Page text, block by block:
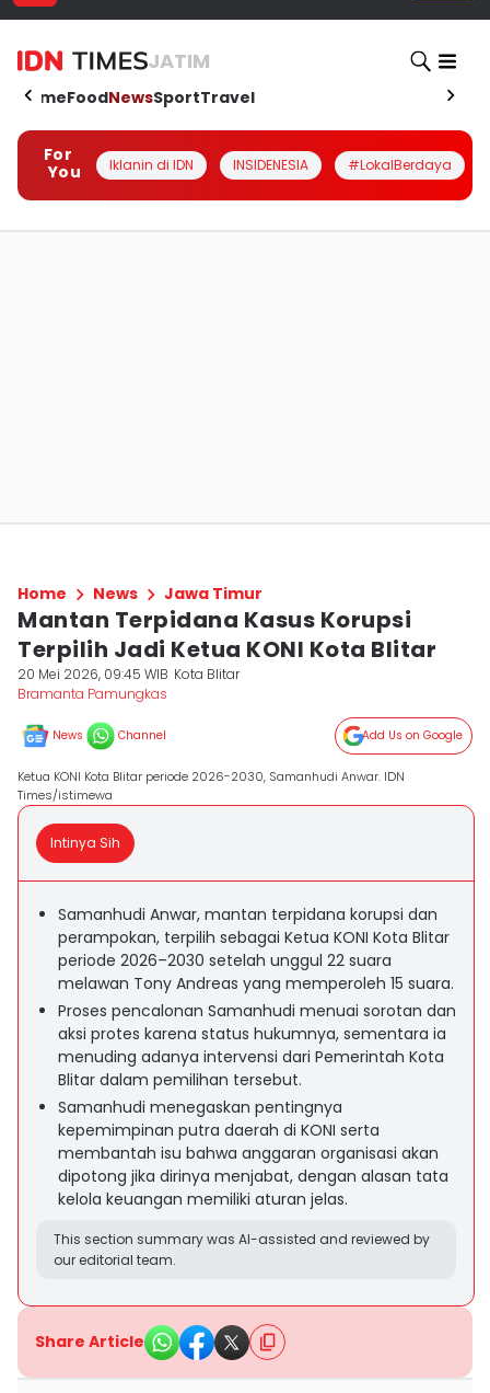
JATIM
HomeFoodNewsSportTravel
For
You
Iklanin di IDN INSIDENESIA #LokalBerdaya
Home News Jawa Timur
Mantan Terpidana Kasus Korupsi
Terpilih Jadi Ketua KONI Kota Blitar
20 Mei 2026, 09:45 WIB Kota Blitar
Bramanta Pamungkas
News Channel Add Us on Google
Ketua KONI Kota Blitar periode 2026-2030, Samanhudi Anwar. IDN
Times/istimewa
Intinya Sih
Samanhudi Anwar, mantan terpidana korupsi dan
perampokan, terpilih sebagai Ketua KONI Kota Blitar
periode 2026–2030 setelah unggul 22 suara
melawan Tony Andreas yang memperoleh 15 suara.
Proses pencalonan Samanhudi menuai sorotan dan
aksi protes karena status hukumnya, sementara ia
menuding adanya intervensi dari Pemerintah Kota
Blitar dalam pemilihan tersebut.
Samanhudi menegaskan pentingnya
kepemimpinan putra daerah di KONI serta
membantah isu bahwa anggaran organisasi akan
dipotong jika dirinya menjabat, dengan alasan tata
kelola keuangan memiliki aturan jelas.
This section summary was AI-assisted and reviewed by
our editorial team.
Share Article